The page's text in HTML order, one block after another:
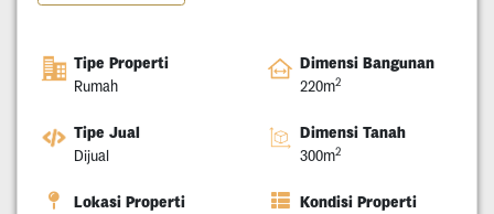
Tipe Properti
Rumah
Dimensi Bangunan
220m2
Tipe Jual
Dijual
Dimensi Tanah
300m2
Lokasi Properti Kondisi Properti